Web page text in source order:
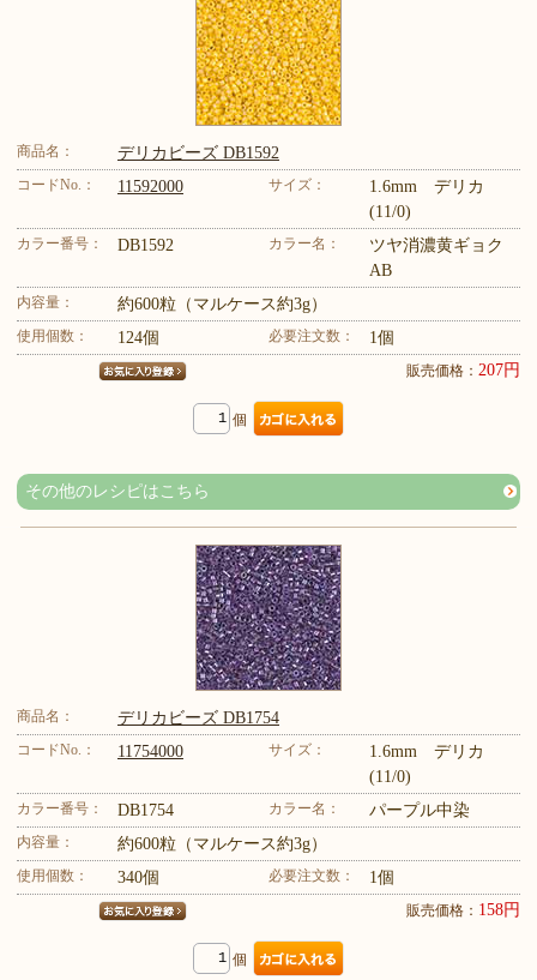
商品名： デリカビーズ DB1592
コードNo.： 11592000 サイズ：
1.6mm デリカ
(11/0)
カラー番号： DB1592 カラー名：
ツヤ消濃黄ギョク
AB
内容量： 約600粒（マルケース約3g）
使用個数： 124個 必要注文数： 1個
販売価格： 207円
個
その他のレシピはこちら
商品名： デリカビーズ DB1754
コードNo.： 11754000 サイズ：
1.6mm デリカ
(11/0)
カラー番号： DB1754 カラー名： パープル中染
内容量： 約600粒（マルケース約3g）
使用個数： 340個 必要注文数： 1個
販売価格： 158円
個